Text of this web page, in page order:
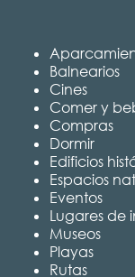
Balnearios
Cines
Comer y
Compras
Dormir
Edificios
Espacios
Eventos
Lugares de
Museos
Playas
Rutas